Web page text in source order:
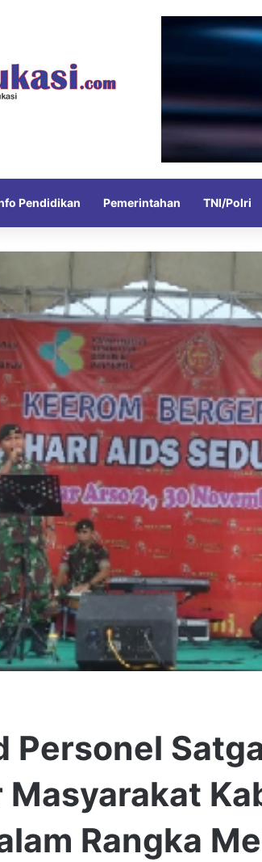
Pendidikan Pemerintahan TNI/Polri
Personel
Rangka